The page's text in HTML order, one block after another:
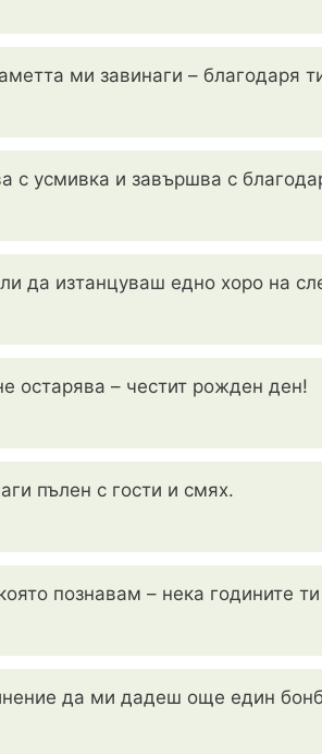
ми завинаги – благодаря
с усмивка и завършва с
да изтанцуваш едно хоро на
остарява – честит рожден ден!
пълен с гости и смях.
познавам – нека годините
да ми дадеш още един